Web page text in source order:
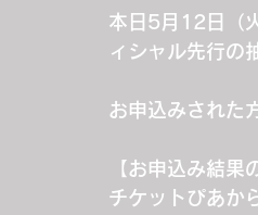
本日5月12日（
ィシャル先行の
お申込みされた
【お申込み結果
チケットぴあか